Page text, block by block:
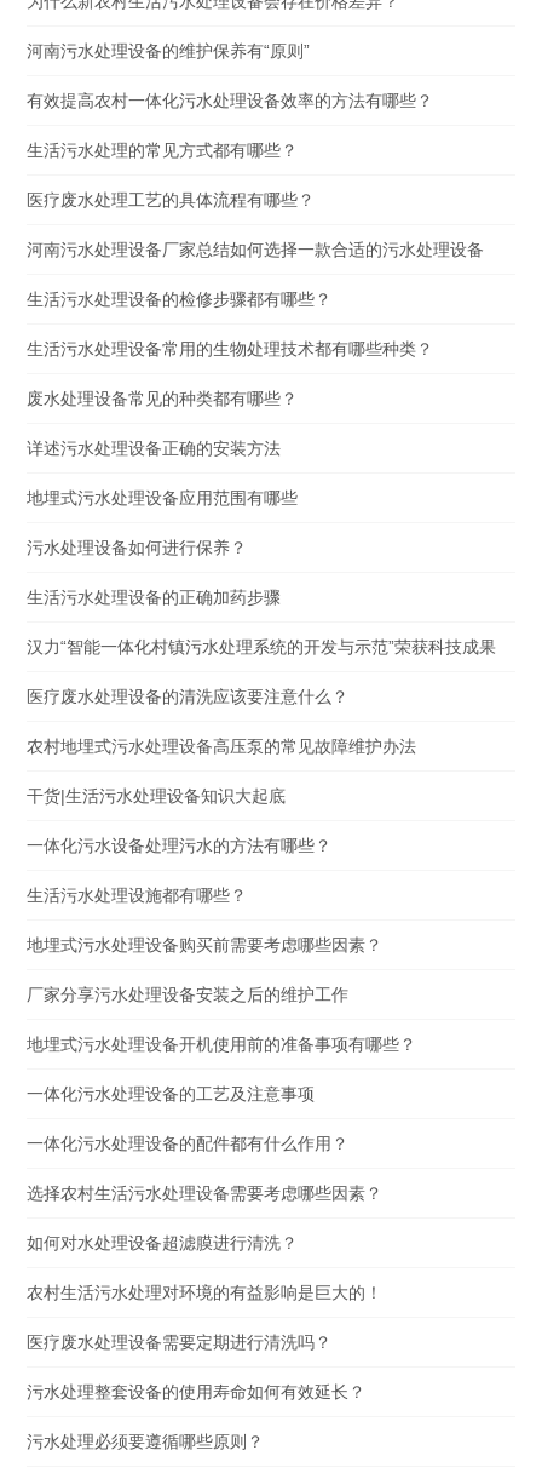
河南污水处理设备的维护保养有“原则”
有效提高农村一体化污水处理设备效率的方法有哪些？
生活污水处理的常见方式都有哪些？
医疗废水处理工艺的具体流程有哪些？
河南污水处理设备厂家总结如何选择一款合适的污水处理设备
生活污水处理设备的检修步骤都有哪些？
生活污水处理设备常用的生物处理技术都有哪些种类？
废水处理设备常见的种类都有哪些？
详述污水处理设备正确的安装方法
地埋式污水处理设备应用范围有哪些
污水处理设备如何进行保养？
生活污水处理设备的正确加药步骤
汉力“智能一体化村镇污水处理系统的开发与示范”荣获科技成果
医疗废水处理设备的清洗应该要注意什么？
农村地埋式污水处理设备高压泵的常见故障维护办法
干货|生活污水处理设备知识大起底
一体化污水设备处理污水的方法有哪些？
生活污水处理设施都有哪些？
地埋式污水处理设备购买前需要考虑哪些因素？
厂家分享污水处理设备安装之后的维护工作
地埋式污水处理设备开机使用前的准备事项有哪些？
一体化污水处理设备的工艺及注意事项
一体化污水处理设备的配件都有什么作用？
选择农村生活污水处理设备需要考虑哪些因素？
如何对水处理设备超滤膜进行清洗？
农村生活污水处理对环境的有益影响是巨大的！
医疗废水处理设备需要定期进行清洗吗？
污水处理整套设备的使用寿命如何有效延长？
污水处理必须要遵循哪些原则？